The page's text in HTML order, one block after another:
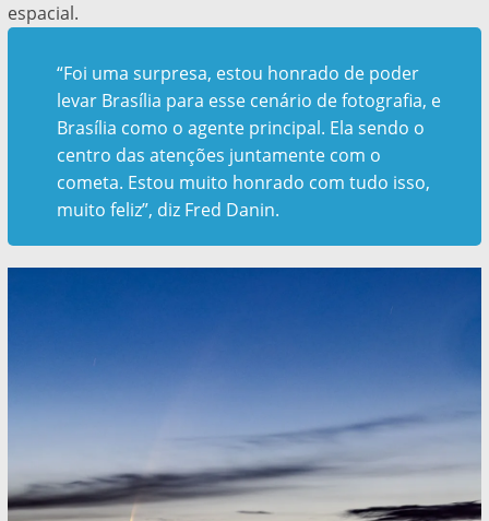
espacial.
“Foi uma surpresa, estou honrado de poder
levar Brasília para esse cenário de fotografia, e
Brasília como o agente principal. Ela sendo o
centro das atenções juntamente com o
cometa. Estou muito honrado com tudo isso,
muito feliz”, diz Fred Danin.